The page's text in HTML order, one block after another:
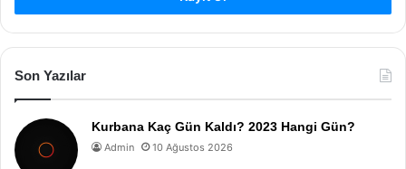
Son Yazılar
Kurbana Kaç Gün Kaldı? 2023 Hangi Gün?
Admin 10 Ağustos 2026